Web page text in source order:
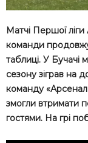
Матчі Першої ліги
команди
таблиці. У Бучачі
сезону зіграв на
команду
змогли втримати
гостями. На грі